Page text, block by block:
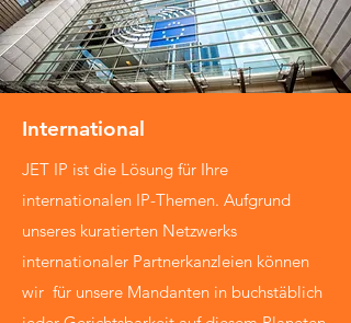
International
JET IP ist die Lösung für Ihre
internationalen IP-Themen. Aufgrund
unseres kuratierten Netzwerks
internationaler Partnerkanzleien können
wir für unsere Mandanten in buchstäblich